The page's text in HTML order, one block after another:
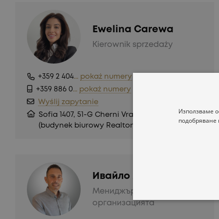
Ewelina Carewa
Kierownik sprzedaży
+359 2 404... pokaż numery
+359 886 0... pokaż numery
Wyślij zapytanie
Sofia 1407, 51-G Cherni Vrah Blvd., 6 piętro
(budynek biurowy Realtons Place)
Ивайло Янков
Мениджър по
организацията
Използваме